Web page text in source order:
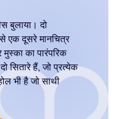
बुलाया। दो
एक दूसरे मानचित्र
का पारंपरिक
सितारे हैं, जो प्रत्येक
भी है जो साथी